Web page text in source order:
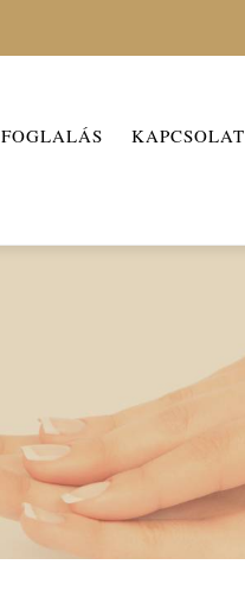
FOGLALÁS KAPCSOLAT